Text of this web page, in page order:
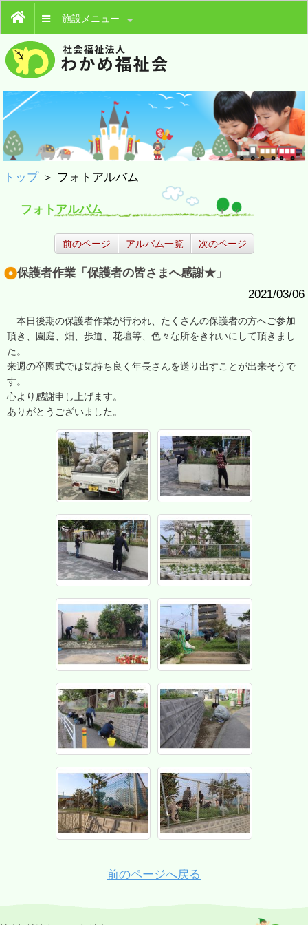
施設メニュー
トップ＞ フォトアルバム
フォトアルバム
前のページ アルバム一覧 次のページ
保護者作業「保護者の皆さまへ感謝★」
2021/03/06
本日後期の保護者作業が行われ、たくさんの保護者の方へご参加
頂き、園庭、畑、歩道、花壇等、色々な所をきれいにして頂きまし
た。
来週の卒園式では気持ち良く年長さんを送り出すことが出来そうで
す。
心より感謝申し上げます。
ありがとうございました。
前のページへ戻る